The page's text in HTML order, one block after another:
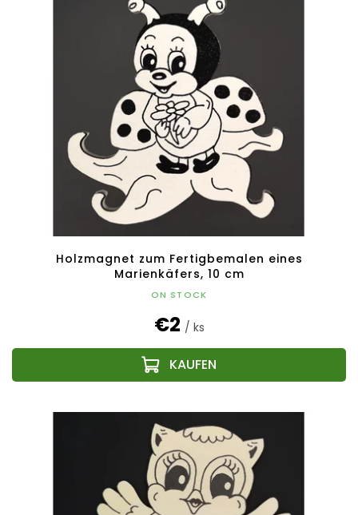
Holzmagnet zum Fertigbemalen eines
Marienkäfers, 10 cm
ON STOCK
€2 / ks